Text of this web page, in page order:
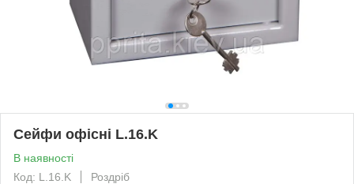
Сейфи офісні L.16.K
В наявності
Код: L.16.K
Роздріб